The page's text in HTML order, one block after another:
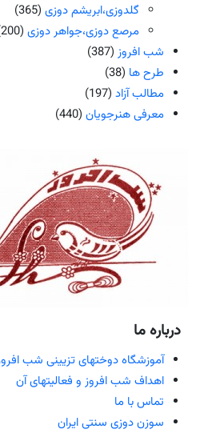
گلدوزی،ابریشم دوزی (365)
مرصع دوزی،جواهر دوزی (200)
شب افروز (387)
طرح ها (38)
مطالب آزاد (197)
معرفی هنرجویان (440)
درباره ما
آموزشگاه دوختهای تزیینی شب
اهداف شب افروز و فعالیتهای آن
تماس با ما
سوزن دوزی سنتی ایران